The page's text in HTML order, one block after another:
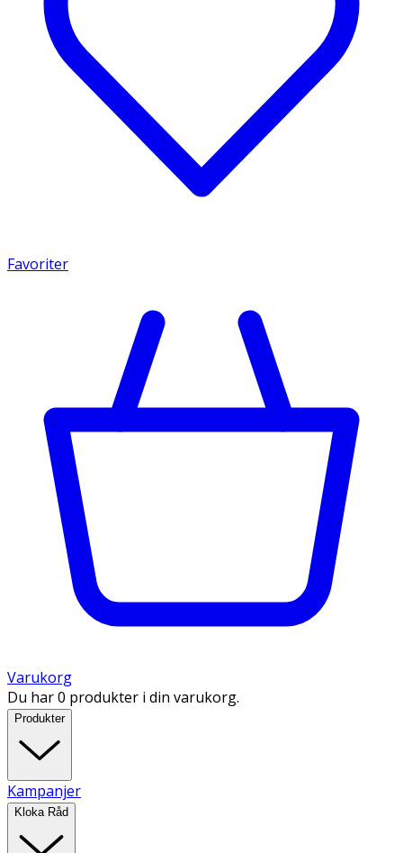
Favoriter
Varukorg
Du har 0 produkter i din varukorg.
Produkter
Kampanjer
Kloka Råd